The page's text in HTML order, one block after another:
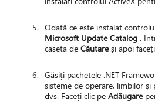
Odată ce este instalat
Microsoft Update Catalog .
caseta deCăutareși apoi
Găsiți pachetele .NET
sisteme de operare, limbilor
dvs. Faceți clic peAdăugare